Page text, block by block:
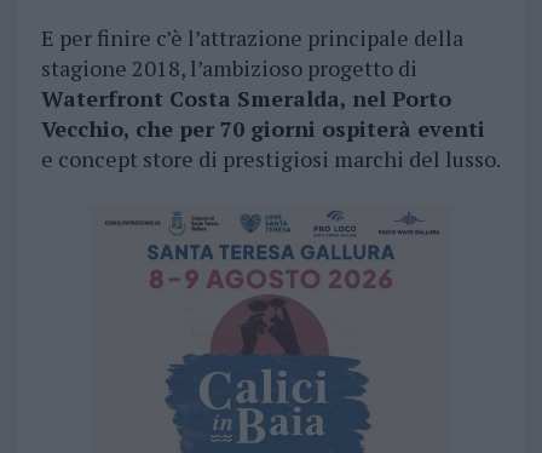
E per finire c’è l’attrazione principale della
stagione 2018, l’ambizioso progetto di
Waterfront Costa Smeralda, nel Porto
Vecchio, che per 70 giorni ospiterà eventi
e concept store di prestigiosi marchi del lusso.